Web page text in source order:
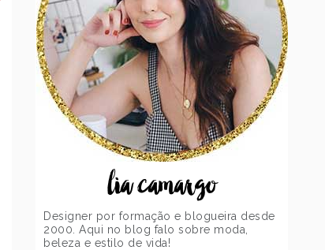
lia camargo
Designer por formação e blogueira desde
2000. Aqui no blog falo sobre moda,
beleza e estilo de vida!